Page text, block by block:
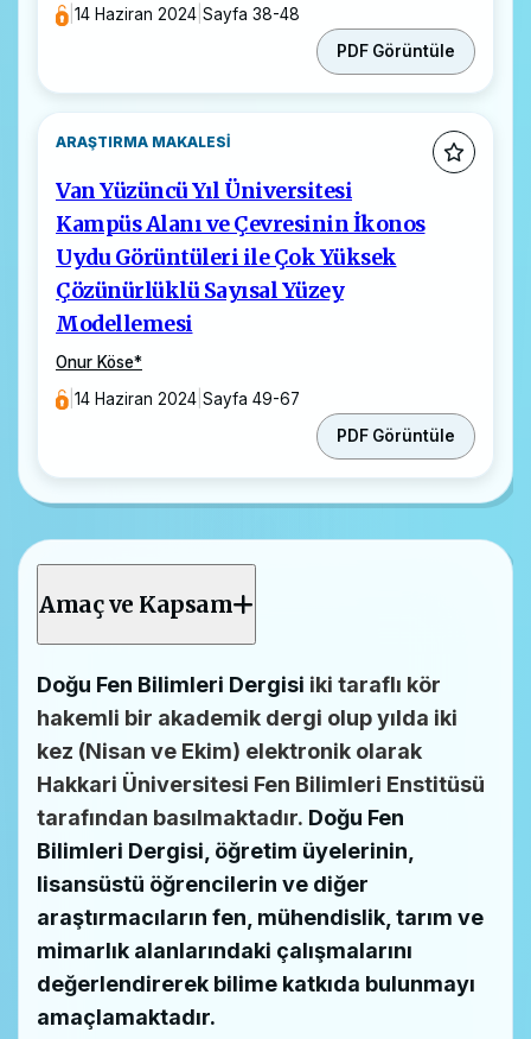
|14 Haziran 2024 |Sayfa 38-48
PDF Görüntüle
ARAŞTIRMA MAKALESI
Van Yüzüncü Yıl Üniversitesi
Kampüs Alanı ve Çevresinin İkonos
Uydu Görüntüleri ile Çok Yüksek
Çözünürlüklü Sayısal Yüzey
Modellemesi
Onur Köse*
|14 Haziran 2024 |Sayfa 49-67
PDF Görüntüle
Amaç ve Kapsam
Doğu Fen Bilimleri Dergisi iki taraflı kör
hakemli bir akademik dergi olup yılda iki
kez (Nisan ve Ekim) elektronik olarak
Hakkari Üniversitesi Fen Bilimleri Enstitüsü
tarafından basılmaktadır. Doğu Fen
Bilimleri Dergisi, öğretim üyelerinin,
lisansüstü öğrencilerin ve diğer
araştırmacıların fen, mühendislik, tarım ve
mimarlık alanlarındaki çalışmalarını
değerlendirerek bilime katkıda bulunmayı
amaçlamaktadır.